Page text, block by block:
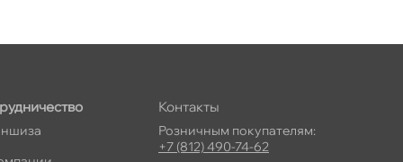
Контакты
Розничным покупателям:
+7 (812) 490-74-62